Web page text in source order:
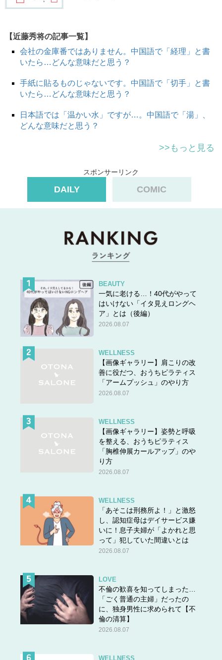
この場合、微妙に会話が成立することになります・・・。
■用例
我的成功是新闻（新聞）。 私の活躍がニュースになる。
■読み方（ピンイン）
シン ウェン
アインが見た、碧い空。あなたの知らないベトナム技能
』近藤秀将・著 1,980円（10％税込）／学
この記事の執筆者、近藤秀将先生は広東科技学院 日本語
学科日本社会文化研究所 客員教授。特定行政書士として
アジア圏出身者の入管実務等を行い、また社会学者として
「移民」の研究をしています。そんな近藤先生がベトナム
からの技能実習生の日常を描いたライトノベルが話題で
【近藤秀将の記事一覧】
会社の金庫番ではありません。中国語で「経理」と書
いたら…どんな意味だと思う？
手紙に貼るものじゃないです。中国語で「切手」と書
いたら…どんな意味だと思う？
日本語では「温かい水」ですが…。中国語で「湯」、
どんな意味だと思う？
>>もっと見る
スポンサーリンク
DAILY COMIC
BEAUTY
一気に老ける…！40代がやって
はいけない「イタ見えロングヘ
ア」とは（後編）
2026.08.07
WELLNESS
【画像ギャラリー】肩こりの改
善に役だつ、おうちピラティス
「アームプッシュ」のやり方
2026.08.07
WELLNESS
【画像ギャラリー】姿勢と呼吸
を整える、おうちピラティス
「胸椎伸展カールアップ」のや
り方
2026.08.07
WELLNESS
「あそこは刑務所よ！」と激怒
し、認知症母はデイサービス嫌
いに！息子夫婦が「よかれと思
って」犯していた間違いとは
2026.08.07
LOVE
不倫の歓喜を知ってしまった…
「ごく普通の主婦」だったの
に、独身男性に求められて【不
倫の清算】
2026.08.07
WELLNESS